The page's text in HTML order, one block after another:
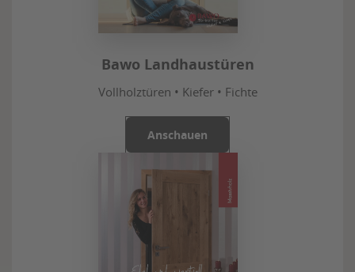
Bawo Landhaustüren
Vollholztüren • Kiefer • Fichte
Anschauen